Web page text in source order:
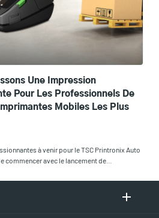
Une Impression
Pour Les Professionnels De
Mobiles Les Plus
à venir pour le TSC Printronix Auto
commencer avec le lancement de…